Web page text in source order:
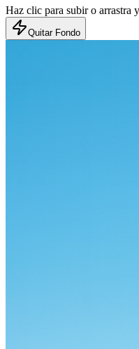
Haz clic para subir o arrastra
Quitar Fondo